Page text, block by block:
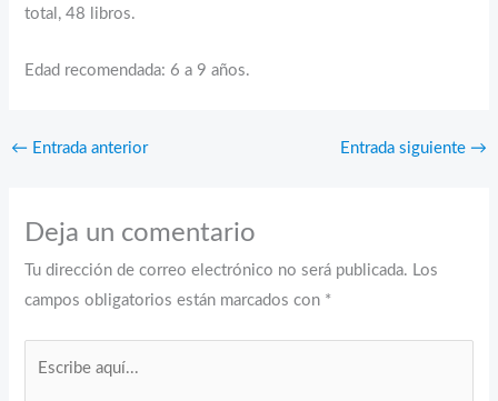
total, 48 libros.
Edad recomendada: 6 a 9 años.
← Entrada anterior Entrada siguiente →
Deja un comentario
Tu dirección de correo electrónico no será publicada. Los
campos obligatorios están marcados con *